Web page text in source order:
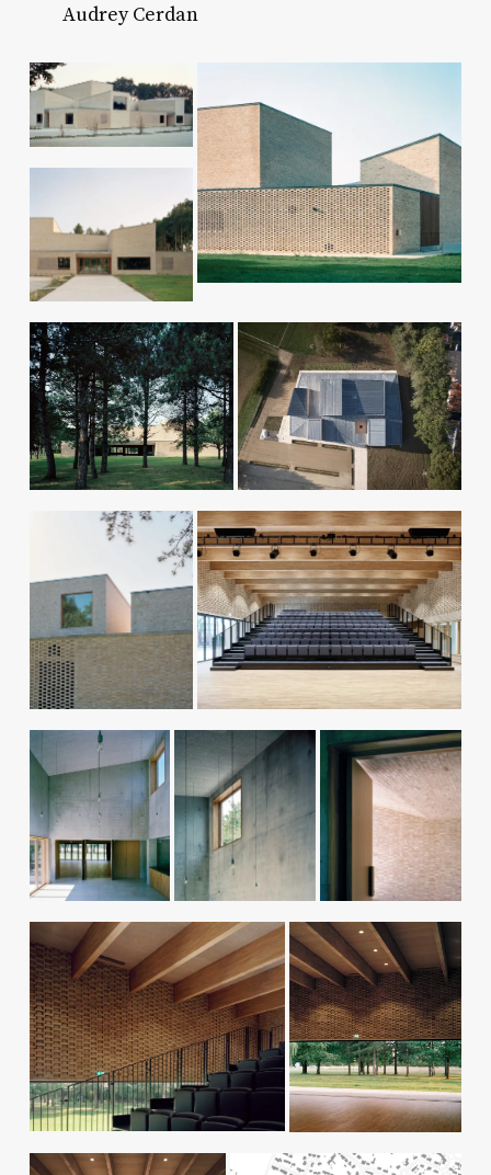
Audrey Cerdan